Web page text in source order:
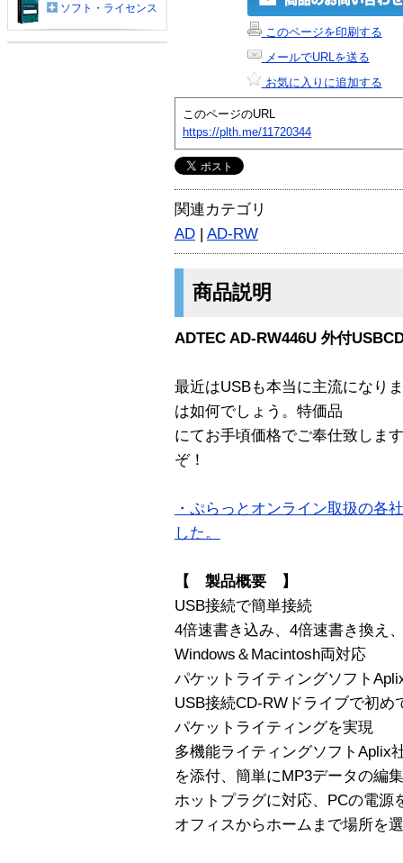
このページを印刷する
メールでURLを送る
お気に入りに追加する
このページのURL
https://plth.me/11720344
関連カテゴリ
AD | AD-RW
商品説明
ADTEC AD-RW446U 外付
最近はUSBも本当に主流になり
は如何でしょう。特価品
にてお手頃価格でご奉仕致しま
ぞ！
・ぷらっとオンライン取扱の各
した。
【 製品概要 】
USB接続で簡単接続
4倍速書き込み、4倍速書き換え
Windows＆Macintosh両対応
パケットライティングソフト
USB接続CD-RWドライブで初
パケットライティングを実現
多機能ライティングソフトAplix
を添付、簡単にMP3データの編
ホットプラグに対応、PCの電源
オフィスからホームまで場所を
ソフト・ライセンス